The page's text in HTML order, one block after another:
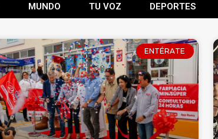
MUNDO TU VOZ DEPORTES
ENTÉRATE